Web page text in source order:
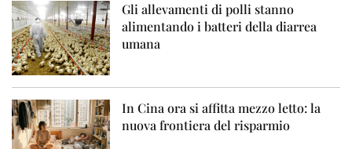
Gli allevamenti di polli stanno
alimentando i batteri della diarrea
umana
In Cina ora si affitta mezzo letto: la
nuova frontiera del risparmio